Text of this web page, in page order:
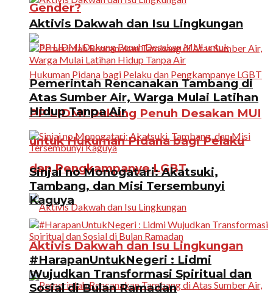
Gender?
PP LIDMI Dukung Penuh Desakan MUI
untuk Hukuman Pidana bagi Pelaku
dan Pengkampanye LGBT
Aktivis Dakwah dan Isu Lingkungan
Aktivis Dakwah dan Isu Lingkungan
Pemerintah Rencanakan Tambang di
Atas Sumber Air, Warga Mulai Latihan
Hidup Tanpa Air
Sinjai no Monogatari: Akatsuki,
Tambang, dan Misi Tersembunyi
Kaguya
#HarapanUntukNegeri : Lidmi
Wujudkan Transformasi Spiritual dan
Sosial di Bulan Ramadan